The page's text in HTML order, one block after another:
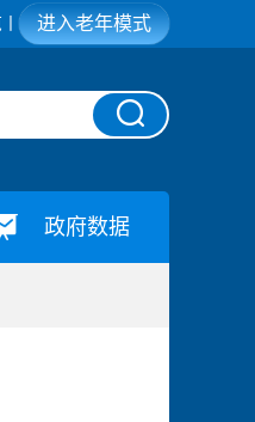
进入老年模式
政府数据